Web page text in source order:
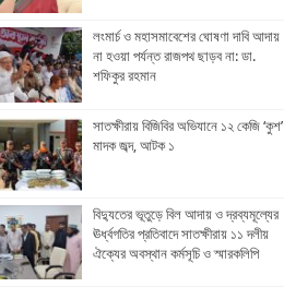
লংমার্চ ও মহাসমাবেশের ঘোষণা দাবি আদায়
না হওয়া পর্যন্ত রাজপথ ছাড়ব না: ডা.
শফিকুর রহমান
সাতক্ষীরায় বিজিবির অভিযানে ১২ কেজি ‘কুশ’
মাদক জব্দ, আটক ১
বিদ্যুতের ভূতুড়ে বিল আদায় ও দ্রব্যমূল্যের
ঊর্ধ্বগতির প্রতিবাদে সাতক্ষীরায় ১১ দলীয়
ঐক্যের অবস্থান কর্মসূচি ও স্মারকলিপি